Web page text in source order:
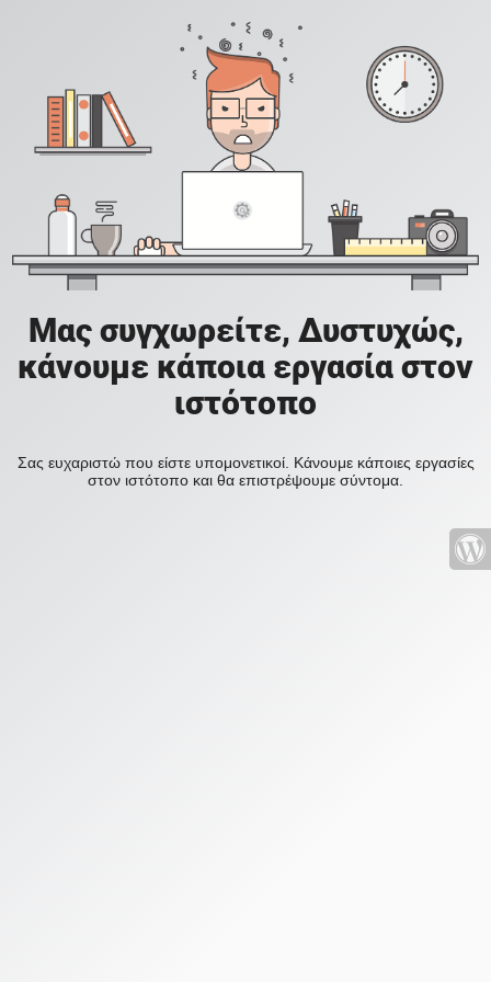
Μας συγχωρείτε, Δυστυχώς,
κάνουμε κάποια εργασία στον
ιστότοπο
Σας ευχαριστώ που είστε υπομονετικοί. Κάνουμε κάποιες εργασίες
στον ιστότοπο και θα επιστρέψουμε σύντομα.